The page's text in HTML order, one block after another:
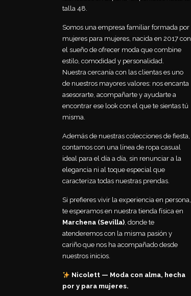
talla 48.
Somos una empresa familiar formada por
mujeres para mujeres, nacida en 2017 con
el sueño de ofrecer moda que combine
estilo, comodidad y personalidad.
Nuestra cercanía con las clientas es uno
de nuestros mayores valores: nos encanta
asesorarte, acompañarte y ayudarte a
encontrar ese look con el que te sientas tú
misma.
Además de nuestras colecciones de fiesta,
contamos con una línea de ropa casual
ideal para el día a día, sin renunciar a la
elegancia ni al toque especial que
caracteriza todas nuestras prendas.
Si prefieres vivir la experiencia en persona,
te esperamos en nuestra tienda física en
Marchena (Sevilla), donde te
atenderemos con la misma pasión y
cariño que nos ha acompañado desde
nuestros inicios.
Nicolett — Moda con alma, hecha
por y para mujeres.